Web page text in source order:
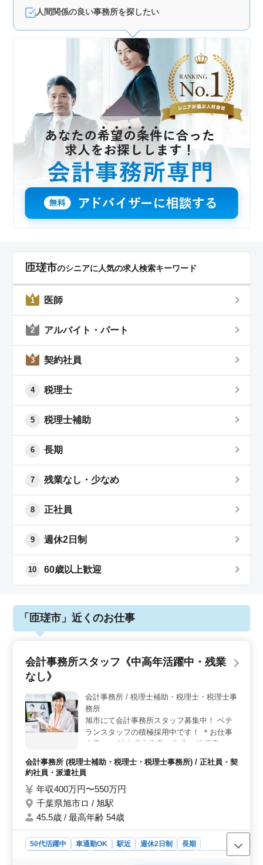
働時間も適切に調整されています。
人間関係の良い事務所を探したい
匝瑳市のシニアに人気の求人検索キーワード
1 医師
2 アルバイト・パート
3 契約社員
4 税理士
5 税理士補助
6 長期
7 残業なし・少なめ
8 正社員
9 週休2日制
10 60歳以上歓迎
「匝瑳市」近くのお仕事
会計事務所スタッフ《中高年活躍中・残業
なし》
会計事務所 / 税理士補助・税理士・税理士事
務所
旭市にて会計事務所スタッフ募集中！ ベテ
ランスタッフの積極採用中です！ ＊お仕事
内容＊ ・法人税申告書の作成 ・決算書の作
成 ・月次帳簿作成及びチェック ・クライア
ントへの業績報告 ・会計ソフトの導入サポ
ート ＊ポイント＊ ・駅チカ ・車通勤可 ・
週休2日制 ・中高年活躍中 ・交通費支給 ・
社会保険完備 ・経験者の募集 ・税理士条件
優遇 現在50歳以上も活躍している企業で
のご応募お待ちしております！ 若いスタッ
フが経験者の力を必要としています。 ぜひ
会計事務所 (税理士補助・税理士・税理士事務所) / 正社員・契
約社員・派遣社員
年収400万円〜550万円
千葉県旭市ロ / 旭駅
45.5歳 / 最高年齢 54歳
50代活躍中 車通勤OK 駅近 週休2日制
長期
派遣社員